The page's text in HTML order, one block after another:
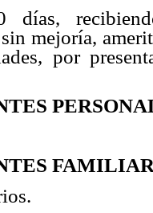
días,
mejoría,
por